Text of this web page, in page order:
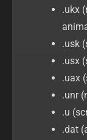
.ukx
.usk
.usx
.uax
.unr
.u
.dat